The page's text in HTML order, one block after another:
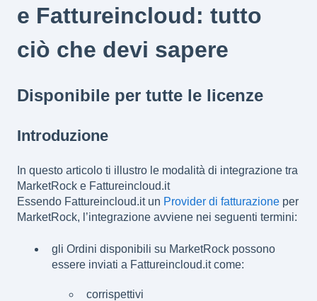
e Fattureincloud: tutto
ciò che devi sapere
Disponibile per tutte le licenze
Introduzione
In questo articolo ti illustro le modalità di integrazione tra
MarketRock e Fattureincloud.it
Essendo Fattureincloud.it un Provider di fatturazione per
MarketRock, l’integrazione avviene nei seguenti termini:
gli Ordini disponibili su MarketRock possono
essere inviati a Fattureincloud.it come:
corrispettivi